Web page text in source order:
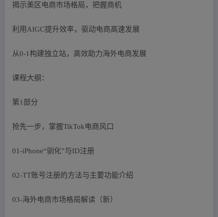
揭示美区电商市场格局，把握商机
利用AIGC提升效率，驱动电商高速发展
从0-1构建独立站，高效助力海外电商发展
课程大纲：
第1部分
抢先一步，掌握TikTok电商风口
01-iPhone“驯化”与ID注册
02-TT账号注册的方法与主要功能介绍
03-海外电商市场格局解读（新）